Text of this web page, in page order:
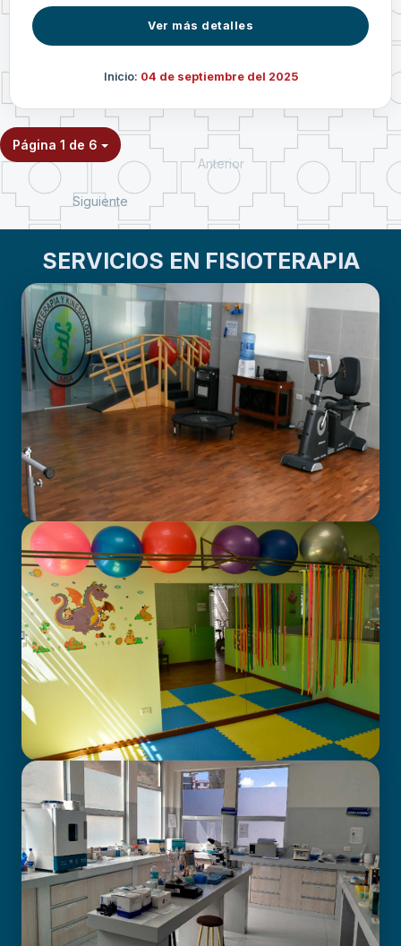
Ver más detalles
Inicio: 04 de septiembre del 2025
Página 1 de 6
Anterior
Siguiente
SERVICIOS EN FISIOTERAPIA
GABINETE DE FISIOTERAPIA
CENTRO DE ATENCIÓN EN
NEURODESARROLLO INFANTIL